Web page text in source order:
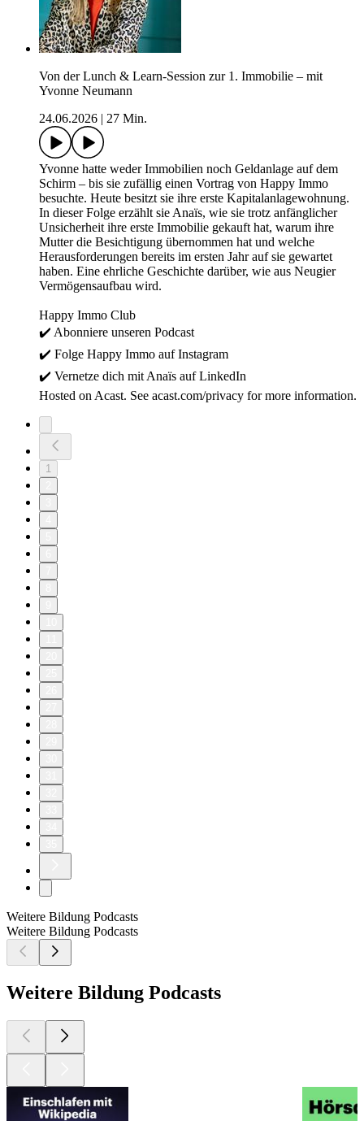
Von der Lunch & Learn-Session zur 1. Immobilie – mit
Yvonne Neumann
24.06.2026
27 Min.
Yvonne hatte weder Immobilien noch Geldanlage auf dem
Schirm – bis sie zufällig einen Vortrag von Happy Immo
besuchte. Heute besitzt sie ihre erste Kapitalanlagewohnung.
In dieser Folge erzählt sie Anaïs, wie sie trotz anfänglicher
Unsicherheit ihre erste Immobilie gekauft hat, warum ihre
Mutter die Besichtigung übernommen hat und welche
Herausforderungen bereits im ersten Jahr auf sie gewartet
haben. Eine ehrliche Geschichte darüber, wie aus Neugier
Vermögensaufbau wird.
Happy Immo Club
✔️ Abonniere unseren ⁠⁠⁠⁠Podcast⁠⁠⁠⁠
✔️ Folge Happy Immo auf ⁠⁠⁠⁠Instagram⁠⁠⁠⁠
✔️ Vernetze dich mit Anaïs auf ⁠⁠⁠⁠LinkedIn
Hosted on Acast. See acast.com/privacy for more information.
1
Weitere Bildung Podcasts
Weitere Bildung Podcasts
Weitere Bildung Podcasts